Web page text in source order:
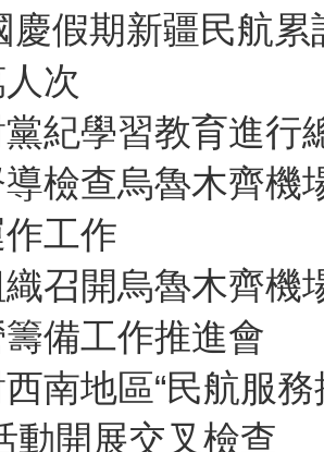
慶假期新疆民航累
次
紀學習教育進行
檢查烏魯木齊機
工作
召開烏魯木齊機
備工作推進會
南地區“民航服
動開展交叉檢查